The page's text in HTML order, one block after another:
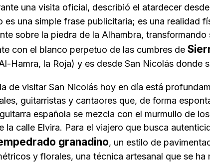
una visita oficial, describió el atardecer
es una simple frase publicitaria; es una realidad
sobre la piedra de la Alhambra,
con el blanco perpetuo de las cumbres de
Hamra, la Roja) y es desde San Nicolás donde
de visitar San Nicolás hoy en día está
guitarristas y cantaores que, de forma
española se mezcla con el murmullo de
la calle Elvira. Para el viajero que busca
granadino, un estilo de
y florales, una técnica artesanal que se